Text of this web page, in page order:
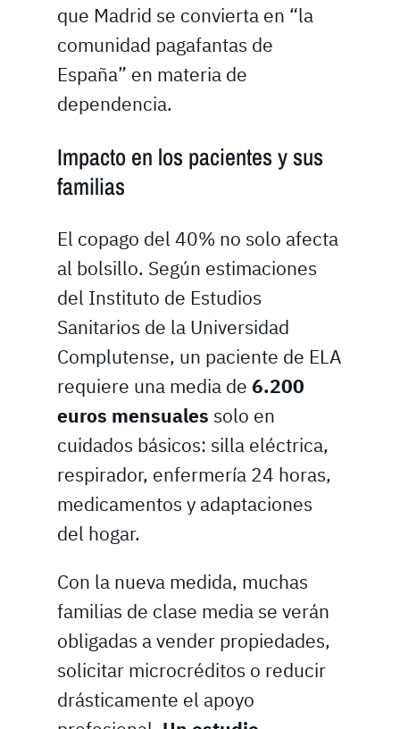
que Madrid se convierta en “la
comunidad pagafantas de
España” en materia de
dependencia.
Impacto en los pacientes y sus
familias
El copago del 40% no solo afecta
al bolsillo. Según estimaciones
del Instituto de Estudios
Sanitarios de la Universidad
Complutense, un paciente de ELA
requiere una media de 6.200
euros mensuales solo en
cuidados básicos: silla eléctrica,
respirador, enfermería 24 horas,
medicamentos y adaptaciones
del hogar.
Con la nueva medida, muchas
familias de clase media se verán
obligadas a vender propiedades,
solicitar microcréditos o reducir
drásticamente el apoyo